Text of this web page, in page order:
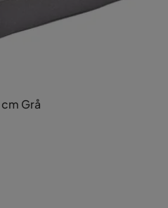
Grå